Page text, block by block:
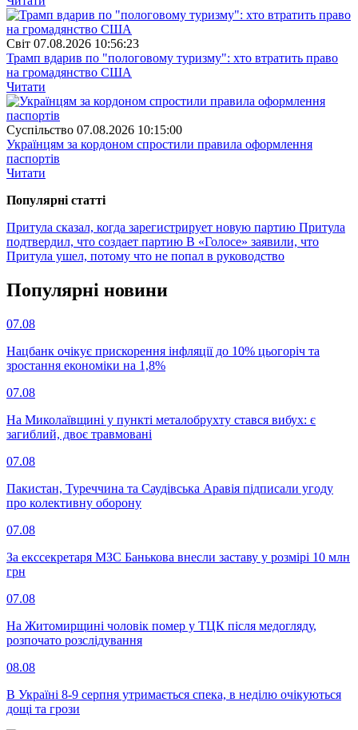
Свiт 07.08.2026 10:56:23
Трамп вдарив по "пологовому туризму": хто втратить право
на громадянство США
Читати
Суспiльство 07.08.2026 10:15:00
Українцям за кордоном спростили правила оформлення
паспортів
Читати
Популярнi статтi
Притула сказал, когда зарегистрирует новую партию Притула
подтвердил, что создает партию В «Голосе» заявили, что
Притула ушел, потому что не попал в руководство
Популярнi новини
07.08
Нацбанк очікує прискорення інфляції до 10% цьогоріч та
зростання економіки на 1,8%
07.08
На Миколаївщині у пункті металобрухту стався вибух: є
загиблий, двоє травмовані
07.08
Пакистан, Туреччина та Саудівська Аравія підписали угоду
про колективну оборону
07.08
За екссекретаря МЗС Банькова внесли заставу у розмірі 10 млн
грн
07.08
На Житомирщині чоловік помер у ТЦК після медогляду,
розпочато розслідування
08.08
В Україні 8-9 серпня утримається спека, в неділю очікуються
дощі та грози